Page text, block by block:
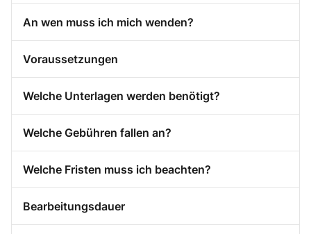
An wen muss ich mich wenden?
Voraussetzungen
Welche Unterlagen werden benötigt?
Welche Gebühren fallen an?
Welche Fristen muss ich beachten?
Bearbeitungsdauer